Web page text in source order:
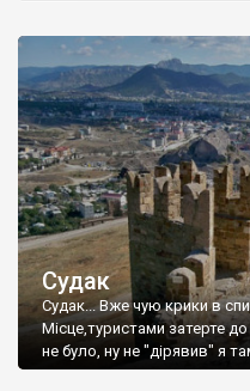
Судак
Судак... Вже чую крики в
Місце,туристами затерте
не було, ну не "дірявив" я